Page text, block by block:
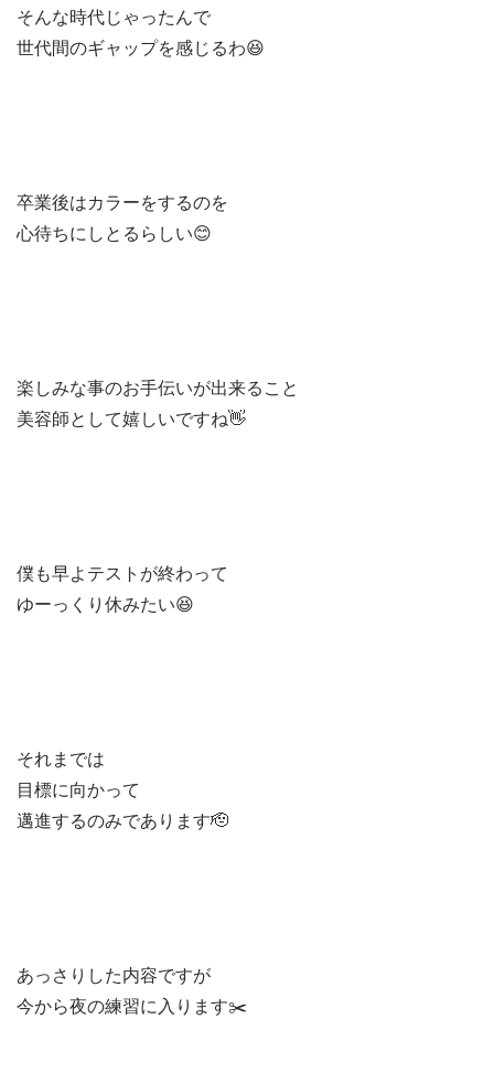
そんな時代じゃったんで
世代間のギャップを感じるわ😆
卒業後はカラーをするのを
心待ちにしとるらしい😊
楽しみな事のお手伝いが出来ること
美容師として嬉しいですね👋
僕も早よテストが終わって
ゆーっくり休みたい😆
それまでは
目標に向かって
邁進するのみであります🫡
あっさりした内容ですが
今から夜の練習に入ります✂️